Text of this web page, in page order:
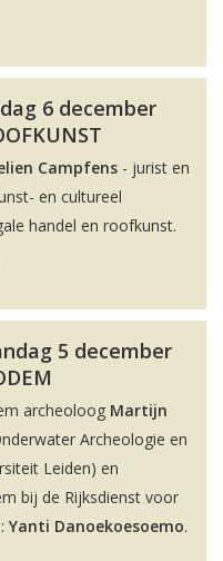
6 december
Campfens - jurist en
en cultureel
handel en roofkunst.
5 december
archeoloog Martijn
Archeologie en
Leiden) en
bij de Rijksdienst voor
Yanti Danoekoesoemo.